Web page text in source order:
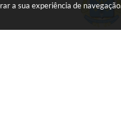
a sua experiência de